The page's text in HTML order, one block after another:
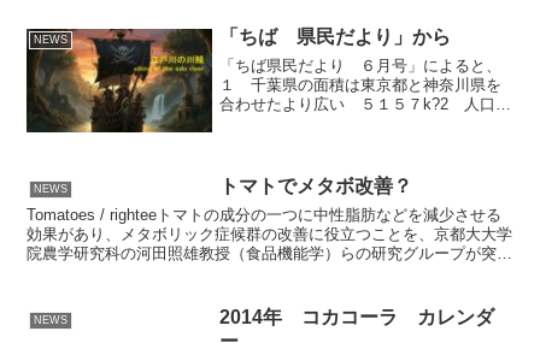
NEWS 「ちば 県民だより」から
「ちば県民だより ６月号」によると、
１ 千葉県の面積は東京都と神奈川県を
合わせたより広い ５１５７k?2 人口
ン（世界３位）５ 千...
NEWS トマトでメタボ改善？
Tomatoes / righteeトマトの成分の一つに中性脂肪などを減少させる
効果があり、メタボリック症候群の改善に役立つことを、京都大大学
院農学研究科の河田照雄教授（食品機能学）らの研究グループが突き
NEWS
2014年 コカコーラ カレンダ
ー